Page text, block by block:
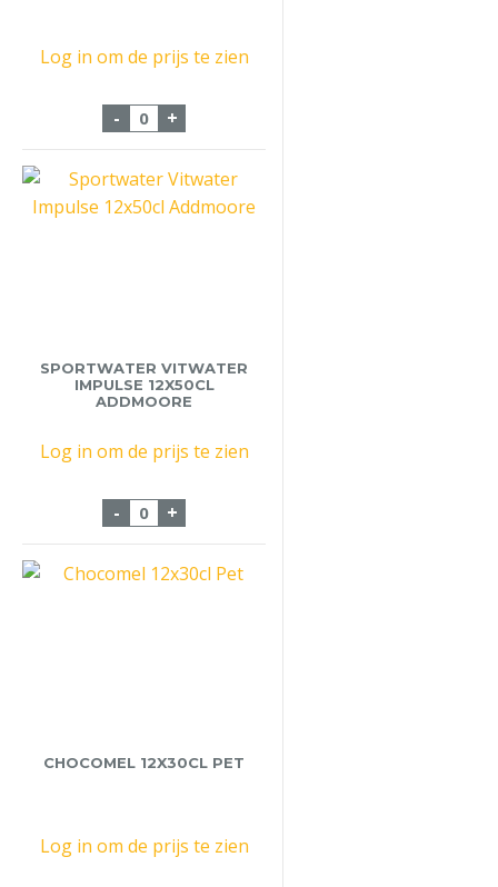
Log in om de prijs te zien
- Feel So Good Watermeloen 12x60cl
+
SPORTWATER VITWATER
IMPULSE 12X50CL
ADDMOORE
Log in om de prijs te zien
- Sportwater Vitwater Impulse 12x50cl
+
CHOCOMEL 12X30CL PET
Log in om de prijs te zien